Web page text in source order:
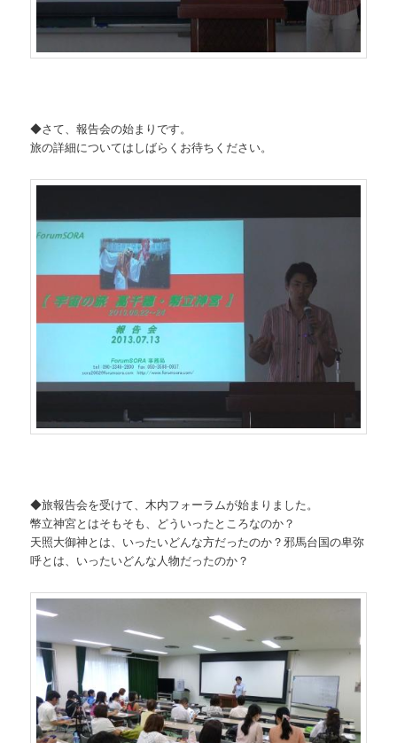
◆さて、報告会の始まりです。
旅の詳細についてはしばらくお待ちください。
◆旅報告会を受けて、木内フォーラムが始まりました。
幣立神宮とはそもそも、どういったところなのか？
天照大御神とは、いったいどんな方だったのか？邪馬台国の卑弥
呼とは、いったいどんな人物だったのか？